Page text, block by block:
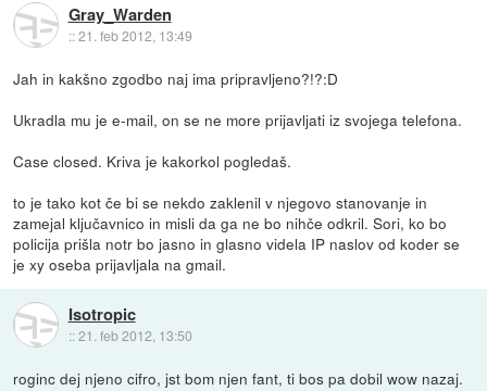
Gray_Warden
::21. feb 2012, 13:49
Jah in kakšno zgodbo naj ima pripravljeno?!?:D
Ukradla mu je e-mail, on se ne more prijavljati iz svojega telefona.
Case closed. Kriva je kakorkol pogledaš.
to je tako kot če bi se nekdo zaklenil v njegovo stanovanje in
zamejal ključavnico in misli da ga ne bo nihče odkril. Sori, ko bo
policija prišla notr bo jasno in glasno videla IP naslov od koder se
je xy oseba prijavljala na gmail.
Isotropic
::21. feb 2012, 13:50
roginc dej njeno cifro, jst bom njen fant, ti bos pa dobil wow nazaj.